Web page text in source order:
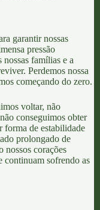
garantir nossas
pressão
famílias e a
Perdemos nossa
começando do zero.
voltar, não
conseguimos obter
forma de estabilidade
prolongado de
nossos corações
continuam sofrendo as